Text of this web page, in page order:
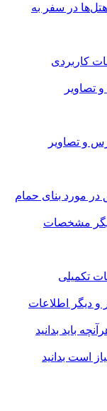
بهترین هتل‌ها در سفر به